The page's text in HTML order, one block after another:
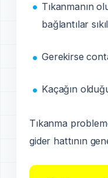
Tıkanmanın
bağlantılar
Gerekirse
Kaçağın
Tıkanma
gider hattının